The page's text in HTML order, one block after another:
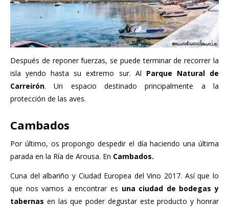
Después de reponer fuerzas, se puede terminar de recorrer la
isla yendo hasta su extremo sur. Al Parque Natural de
Carreirón. Un espacio destinado principalmente a la
protección de las aves.
Cambados
Por último, os propongo despedir el día haciendo una última
parada en la Ría de Arousa. En Cambados.
Cuna del albariño y Ciudad Europea del Vino 2017. Así que lo
que nos vamos a encontrar es una ciudad de bodegas y
tabernas en las que poder degustar este producto y honrar